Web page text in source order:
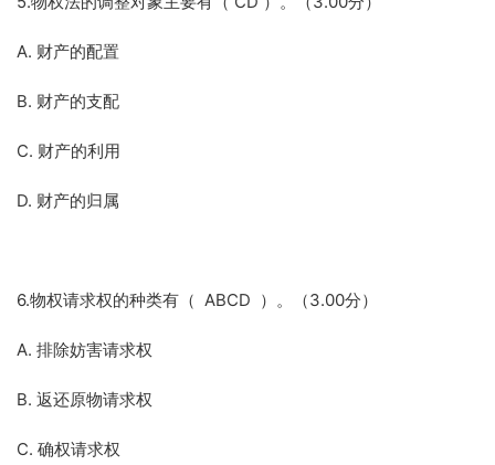
A. 财产的配置
B. 财产的支配
C. 财产的利用
D. 财产的归属
6.物权请求权的种类有（ ABCD ）。（3.00分）
A. 排除妨害请求权
B. 返还原物请求权
C. 确权请求权